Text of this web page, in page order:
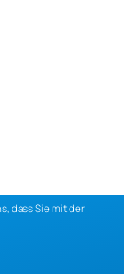
dass Sie mit der